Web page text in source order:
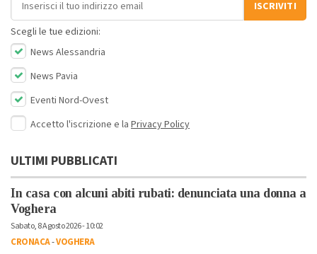
ISCRIVITI
Scegli le tue edizioni:
News Alessandria
News Pavia
Eventi Nord-Ovest
Accetto l'iscrizione e la Privacy Policy
ULTIMI PUBBLICATI
In casa con alcuni abiti rubati: denunciata una donna a
Voghera
Sabato, 8 Agosto 2026 - 10:02
CRONACA-VOGHERA